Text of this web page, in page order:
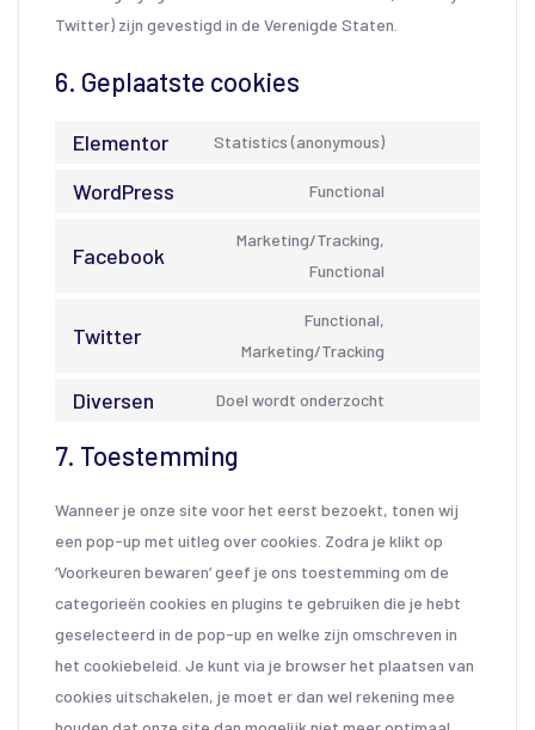
Twitter) zijn gevestigd in de Verenigde Staten.
6. Geplaatste cookies
Elementor Statistics (anonymous)
WordPress Functional
Facebook
Marketing/Tracking,
Functional
Twitter
Functional,
Marketing/Tracking
Diversen Doel wordt onderzocht
7. Toestemming
Wanneer je onze site voor het eerst bezoekt, tonen wij
een pop-up met uitleg over cookies. Zodra je klikt op
‘Voorkeuren bewaren’ geef je ons toestemming om de
categorieën cookies en plugins te gebruiken die je hebt
geselecteerd in de pop-up en welke zijn omschreven in
het cookiebeleid. Je kunt via je browser het plaatsen van
cookies uitschakelen, je moet er dan wel rekening mee